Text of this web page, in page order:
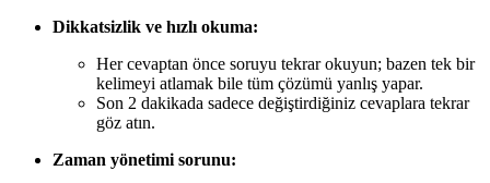
Dikkatsizlik ve hızlı okuma:
Her cevaptan önce soruyu tekrar okuyun; bazen tek bir
kelimeyi atlamak bile tüm çözümü yanlış yapar.
Son 2 dakikada sadece değiştirdiğiniz cevaplara tekrar
göz atın.
Zaman yönetimi sorunu: